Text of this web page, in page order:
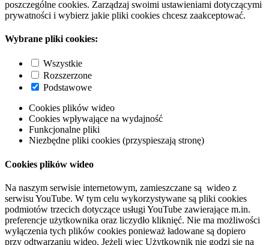
poszczególne cookies. Zarządzaj swoimi ustawieniami dotyczącymi
prywatności i wybierz jakie pliki cookies chcesz zaakceptować.
Wybrane pliki cookies:
Wszystkie
Rozszerzone
Podstawowe
Cookies plików wideo
Cookies wpływające na wydajność
Funkcjonalne pliki
Niezbędne pliki cookies (przyspieszają stronę)
Cookies plików wideo
Na naszym serwisie internetowym, zamieszczane są wideo z
serwisu YouTube. W tym celu wykorzystywane są pliki cookies
podmiotów trzecich dotyczące usługi YouTube zawierające m.in.
preferencje użytkownika oraz liczydło kliknięć. Nie ma możliwości
wyłączenia tych plików cookies ponieważ ładowane są dopiero
przy odtwarzaniu wideo. Jeżeli więc Użytkownik nie godzi się na